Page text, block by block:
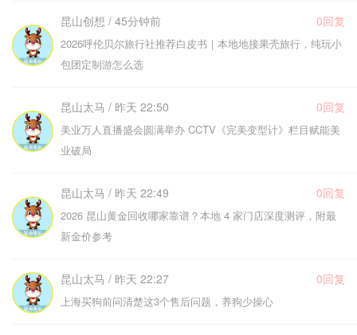
昆山创想 / 45分钟前 0回复
2026呼伦贝尔旅行社推荐白皮书｜本地地接果壳旅行，纯玩小
包团定制游怎么选
昆山太马 / 昨天 22:50 0回复
美业万人直播盛会圆满举办 CCTV《完美变型计》栏目赋能美
业破局
昆山太马 / 昨天 22:49 0回复
2026 昆山黄金回收哪家靠谱？本地 4 家门店深度测评，附最
新金价参考
昆山太马 / 昨天 22:27 0回复
上海买狗前问清楚这3个售后问题，养狗少操心